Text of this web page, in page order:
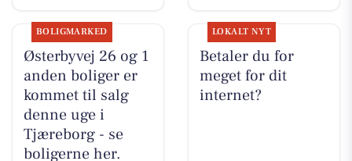
BOLIGMARKED
Østerbyvej 26 og 1
anden boliger er
kommet til salg
denne uge i
Tjæreborg - se
boligerne her.
LOKALT NYT
Betaler du for
meget for dit
internet?